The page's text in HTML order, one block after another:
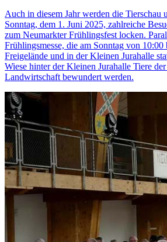
Auch in diesem Jahr werden die Tierschau
Sonntag, dem 1. Juni 2025, zahlreiche
zum Neumarkter Frühlingsfest locken.
Frühlingsmesse, die am Sonntag von
Freigelände und in der Kleinen Jurahalle
Wiese hinter der Kleinen Jurahalle Tiere
Landwirtschaft bewundert werden.